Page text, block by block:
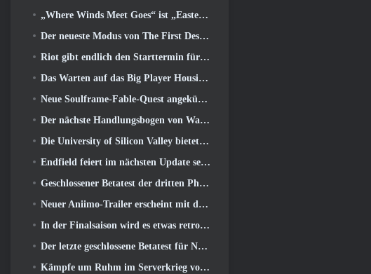
„Where Winds Meet Goes“ ist „Eastern Steampunk“ in der Version 2.0
Der neueste Modus von The First Descendant vereint schwierige Void-Intercept-Kämpfe und die Tiefen
Riot gibt endlich den Starttermin für den klassischen Modus von League of Legends bekannt
Das Warten auf das Big Player Housing-Update von RuneScape hat ein Ende
Neue Soulframe-Fable-Quest angekündigt
Der nächste Handlungsbogen von Warframe führt Spieler zu einer völlig neuen Sternenkarte, Das Tau-System
Die University of Silicon Valley bietet Stipendien für Gaming an und einige der Anforderungen sind interessant
Endfield feiert im nächsten Update sechs Monate voller Fabriken und Seilrutschen
Geschlossener Betatest der dritten Phase von Of War Thunder Infantry Battles angekündigt
Neuer Aniimo-Trailer erscheint mit der Veröffentlichung des neuesten geschlossenen Betatests
In der Finalsaison wird es etwas retro 11 Aktualisieren
Der letzte geschlossene Betatest für Nexons F2P-Shooter Sudden Attack Zero Point hat heute begonnen
Kämpfe um Ruhm im Serverkrieg von Lineage II